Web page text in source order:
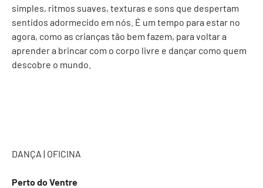
simples, ritmos suaves, texturas e sons que despertam
sentidos adormecido em nós. É um tempo para estar no
agora, como as crianças tão bem fazem, para voltar a
aprender a brincar com o corpo livre e dançar como quem
descobre o mundo.
DANÇA | OFICINA
Perto do Ventre